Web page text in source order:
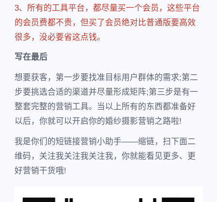
3、所有的工具平台，都尽量买一个会员，这些平台
的会员费都不贵，但买了会员绝对比普通版要高效
很多，没必要省这点钱。
写在最后
想要获客，第一步要找准目标用户群体的需求;第二
步要挑选合适的渠道并尽量形成矩阵;第三步是有一
整套完整的营销工具。当以上所有的东西都准备好
以后，你就可以开启你的婚纱摄影营销之路啦!
我是你们的短链接营销小助手——缩链，扫下面二
维码，关注我关注我关注我，你就能看见更多、更
好营销干货哦!